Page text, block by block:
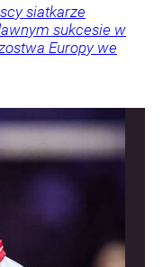
siatkarze
sukcesie w
Europy we